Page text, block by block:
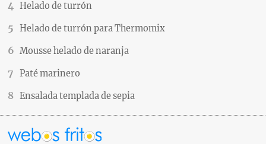
Helado de turrón
Helado de turrón para Thermomix
Mousse helado de naranja
Paté marinero
Ensalada templada de sepia